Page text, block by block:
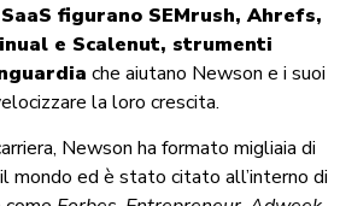
figurano SEMrush, Ahrefs,
e Scalenut, strumenti
che aiutano Newson e i suoi
la loro crescita.
Newson ha formato migliaia di
mondo ed è stato citato all’interno di